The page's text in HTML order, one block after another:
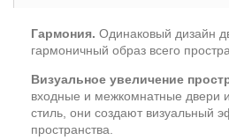
Гармония. Одинаковый дизайн
гармоничный образ всего
Визуальное увеличение
входные и межкомнатные двери
стиль, они создают визуальный
пространства.